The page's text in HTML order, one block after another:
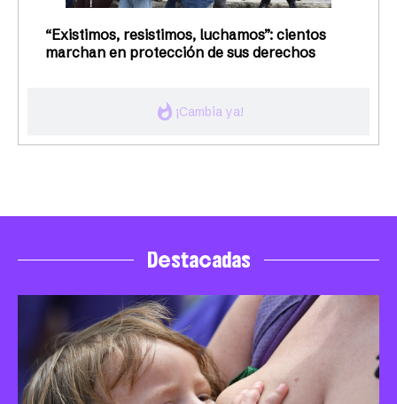
whatshot ¡Cambia ya!
“Existimos, resistimos, luchamos”: cientos
marchan en protección de sus derechos
Destacadas